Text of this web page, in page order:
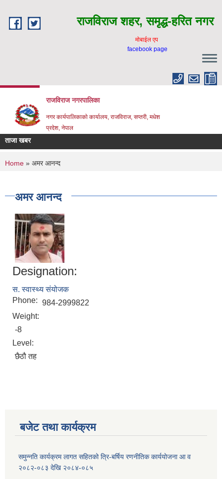
राजविराज शहर, समृद्ध-हरित नगर
माेबाईल एप
facebook page
राजविराज नगरपालिका
नगर कार्यपालिकाकाे कार्यालय, राजविराज, सप्तरी, मधेश
प्रदेश, नेपाल
ताजा खबर
You are here
Home » अमर आनन्द
अमर आनन्द
Designation:
स. स्वास्थ्य संयोजक
Phone: 984-2999822
Weight:
-8
Level:
छैठौ तह
बजेट तथा कार्यक्रम
समुन्नति कार्यक्रम लागत सहितको त्रि-बर्षिय रणनीतिक कार्ययोजना आ व
२०८२-०८३ देखि २०८४-०८५